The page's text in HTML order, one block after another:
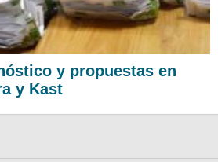
y propuestas en
y Kast